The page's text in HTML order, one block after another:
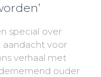
special over
aandacht voor
verhaal met
ouder